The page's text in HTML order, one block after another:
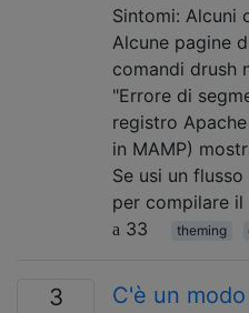
Sintomi: Alcuni
Alcune pagine
comandi drush
"Errore di
registro
in MAMP)
Se usi un
per compilare il
33
theming
3
C'è un